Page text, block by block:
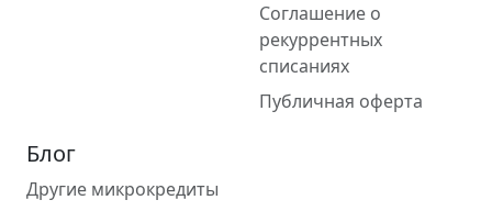
Соглашение о
рекуррентных
списаниях
Публичная оферта
Блог
Другие микрокредиты